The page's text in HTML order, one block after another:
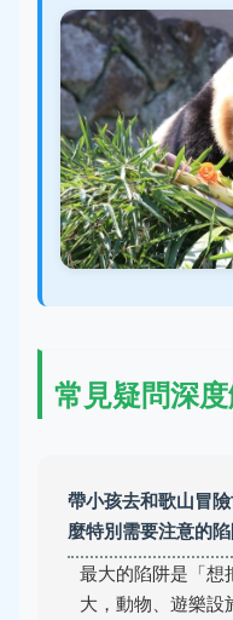
常見疑問深
帶小孩去和歌山冒
麼特別需要注意的陷
最大的陷阱是「想
大，動物、遊樂設